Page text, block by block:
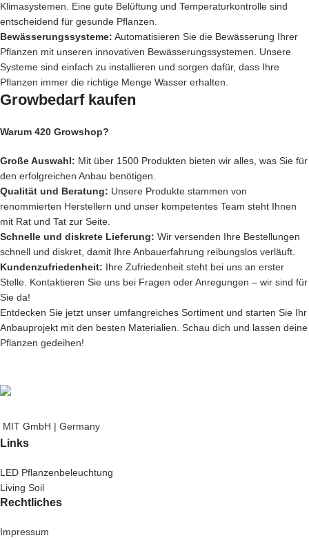
Klimasystemen. Eine gute Belüftung und Temperaturkontrolle sind
entscheidend für gesunde Pflanzen.
Bewässerungssysteme: Automatisieren Sie die Bewässerung Ihrer
Pflanzen mit unseren innovativen Bewässerungssystemen. Unsere
Systeme sind einfach zu installieren und sorgen dafür, dass Ihre
Pflanzen immer die richtige Menge Wasser erhalten.
Growbedarf kaufen
Warum 420 Growshop?
Große Auswahl: Mit über 1500 Produkten bieten wir alles, was Sie für
den erfolgreichen Anbau benötigen.
Qualität und Beratung: Unsere Produkte stammen von
renommierten Herstellern und unser kompetentes Team steht Ihnen
mit Rat und Tat zur Seite.
Schnelle und diskrete Lieferung: Wir versenden Ihre Bestellungen
schnell und diskret, damit Ihre Anbauerfahrung reibungslos verläuft.
Kundenzufriedenheit: Ihre Zufriedenheit steht bei uns an erster
Stelle. Kontaktieren Sie uns bei Fragen oder Anregungen – wir sind für
Sie da!
Entdecken Sie jetzt unser umfangreiches Sortiment und starten Sie Ihr
Anbauprojekt mit den besten Materialien. Schau dich und lassen deine
Pflanzen gedeihen!
MIT GmbH | Germany
Links
LED Pflanzenbeleuchtung
Living Soil
Rechtliches
Impressum